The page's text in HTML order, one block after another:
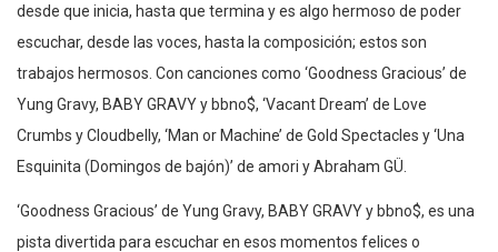
desde que inicia, hasta que termina y es algo hermoso de poder
escuchar, desde las voces, hasta la composición; estos son
trabajos hermosos. Con canciones como ‘Goodness Gracious’ de
Yung Gravy, BABY GRAVY y bbno$, ‘Vacant Dream’ de Love
Crumbs y Cloudbelly, ‘Man or Machine’ de Gold Spectacles y ‘Una
Esquinita (Domingos de bajón)’ de amori y Abraham GÜ.
‘Goodness Gracious’ de Yung Gravy, BABY GRAVY y bbno$, es una
pista divertida para escuchar en esos momentos felices o